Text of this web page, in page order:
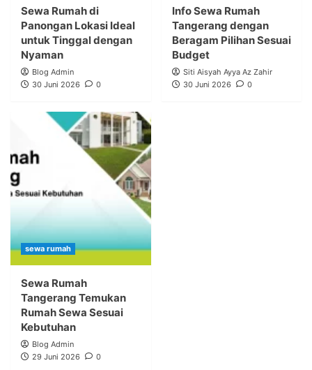
Sewa Rumah di
Panongan Lokasi Ideal
untuk Tinggal dengan
Nyaman
Blog Admin
30 Juni 2026
0
Info Sewa Rumah
Tangerang dengan
Beragam Pilihan Sesuai
Budget
Siti Aisyah Ayya Az Zahir
30 Juni 2026
0
sewa rumah
Sewa Rumah
Tangerang Temukan
Rumah Sewa Sesuai
Kebutuhan
Blog Admin
29 Juni 2026
0